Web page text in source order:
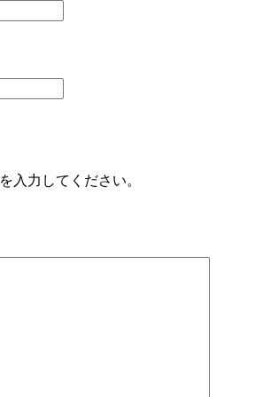
入力してください。